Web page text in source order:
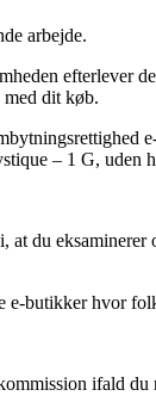
arbejde.
efterlever
med dit køb.
– 1 G, uden
at du
e-butikker hvor
ifald du